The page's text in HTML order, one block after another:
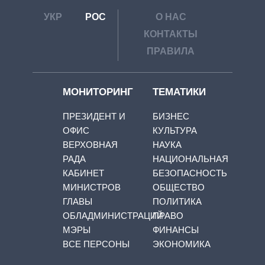
УКР РОС
О НАС
КОНТАКТЫ
ПРАВИЛА
МОНИТОРИНГ
ПРЕЗИДЕНТ И
ОФИС
ВЕРХОВНАЯ
РАДА
КАБИНЕТ
МИНИСТРОВ
ГЛАВЫ
ОБЛАДМИНИСТРАЦИЙ
МЭРЫ
ВСЕ ПЕРСОНЫ
ТЕМАТИКИ
БИЗНЕС
КУЛЬТУРА
НАУКА
НАЦИОНАЛЬНАЯ
БЕЗОПАСНОСТЬ
ОБЩЕСТВО
ПОЛИТИКА
ПРАВО
ФИНАНСЫ
ЭКОНОМИКА